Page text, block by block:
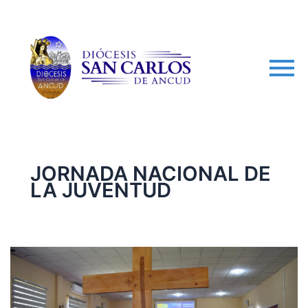
JORNADA NACIONAL DE
LA JUVENTUD
CRUZ
PEREGRINA
DE
LA